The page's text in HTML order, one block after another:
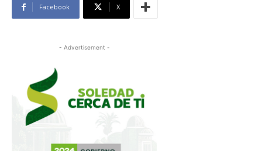
Facebook X
- Advertisement -